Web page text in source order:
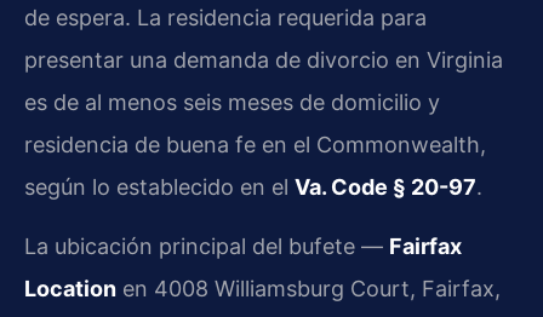
de espera. La residencia requerida para
presentar una demanda de divorcio en Virginia
es de al menos seis meses de domicilio y
residencia de buena fe en el Commonwealth,
según lo establecido en el Va. Code § 20-97.
La ubicación principal del bufete — Fairfax
Location en 4008 Williamsburg Court, Fairfax,